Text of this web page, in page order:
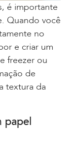
é importante
Quando você
no
e criar um
freezer ou
de
textura da
papel